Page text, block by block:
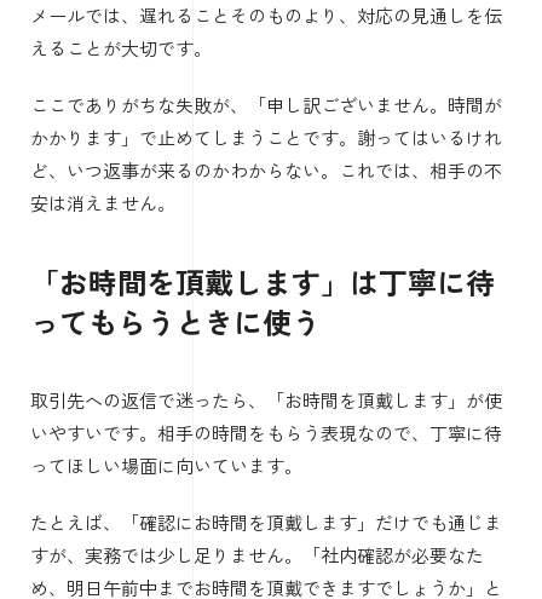
メールでは、遅れることそのものより、対応の見通しを伝
えることが大切です。
ここでありがちな失敗が、「申し訳ございません。時間が
かかります」で止めてしまうことです。謝ってはいるけれ
ど、いつ返事が来るのかわからない。これでは、相手の不
安は消えません。
「お時間を頂戴します」は丁寧に待
ってもらうときに使う
取引先への返信で迷ったら、「お時間を頂戴します」が使
いやすいです。相手の時間をもらう表現なので、丁寧に待
ってほしい場面に向いています。
たとえば、「確認にお時間を頂戴します」だけでも通じま
すが、実務では少し足りません。「社内確認が必要なた
め、明日午前中までお時間を頂戴できますでしょうか」と